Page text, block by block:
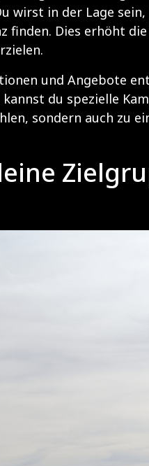
wirst in der Lage
finden. Dies erhöht
und Angebote
du spezielle
sondern auch zu